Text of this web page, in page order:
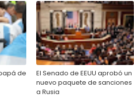
de
El Senado de EEUU aprobó un
nuevo paquete de sanciones
a Rusia